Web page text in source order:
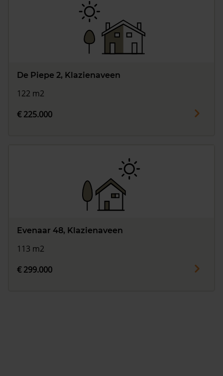
De Piepe 2, Klazienaveen
122 m2
€ 225.000
Evenaar 48, Klazienaveen
113 m2
€ 299.000